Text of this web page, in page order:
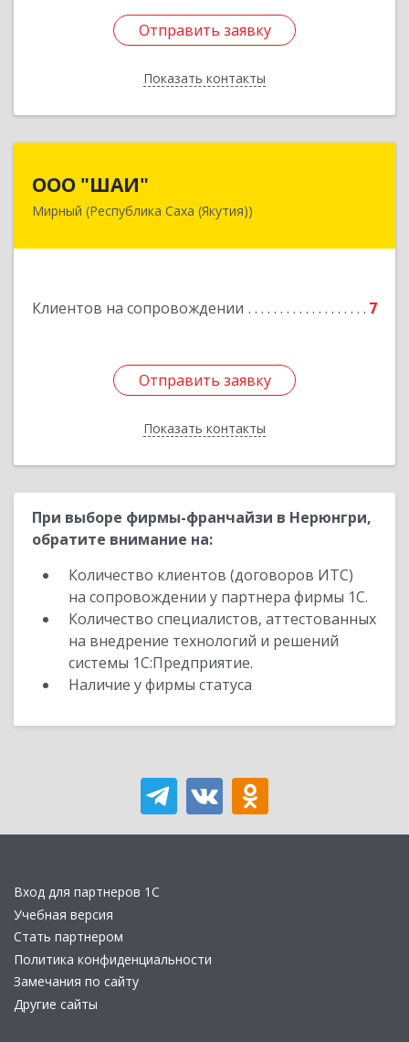
Отправить заявку
Показать контакты
Отправить заявку
Назад
ООО "ШАИ"
Мирный (Республика Саха (Якутия))
Клиентов на сопровождении 7
Отправить заявку
Показать контакты
678175, Республика Саха (Якутия), у.
Подробнее
Отправить заявку
Назад
При выборе фирмы-франчайзи в Нерюнгри,
обратите внимание на:
Количество клиентов (договоров ИТС)
на сопровождении у партнера фирмы 1С.
Количество специалистов, аттестованных
на внедрение технологий и решений
системы 1С:Предприятие.
Наличие у фирмы статуса
Вход для партнеров 1С
Учебная версия
Стать партнером
Политика конфиденциальности
Замечания по сайту
Другие сайты